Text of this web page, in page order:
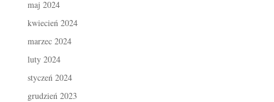
maj 2024
kwiecień 2024
marzec 2024
luty 2024
styczeń 2024
grudzień 2023